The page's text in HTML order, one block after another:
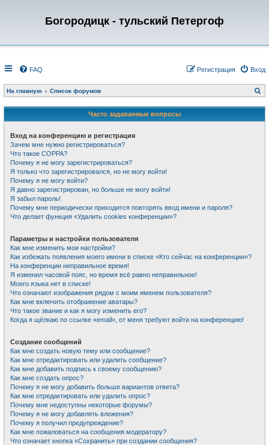
Богородицк - тульский Петергоф
FAQ Вход
Регистрация
На главную Список форумов
о
с
Часто задаваемые вопросы
Вход на конференцию и регистрация
Зачем мне нужно регистрироваться?
Что такое COPPA?
Почему я не могу зарегистрироваться?
Я только что зарегистрировался, но не могу войти!
Почему я не могу войти?
Я давно зарегистрирован, но больше не могу войти!
Я забыл пароль!
Почему мне периодически приходится повторять ввод имени и пароля?
Что делает функция «Удалить cookies конференции»?
Параметры и настройки пользователя
Как мне изменить мои настройки?
Как избежать появления моего имени в списке «Кто сейчас на конференции»?
На конференции неправильное время!
Я изменил часовой пояс, но время всё равно неправильное!
Моего языка нет в списке!
Что означают изображения рядом с моим именем пользователя?
Как мне включить отображение аватары?
Что такое звание и как я могу изменить его?
Когда я щёлкаю по ссылке «email», от меня требуют войти на конференцию!
Создание сообщений
Как мне создать новую тему или сообщение?
Как мне отредактировать или удалить сообщение?
Как мне добавить подпись к своему сообщению?
Как мне создать опрос?
Почему я не могу добавить больше вариантов ответа?
Как мне отредактировать или удалить опрос?
Почему мне недоступны некоторые форумы?
Почему я не могу добавлять вложения?
Почему я получил предупреждение?
Как мне пожаловаться на сообщения модератору?
Что означает кнопка «Сохранить» при создании сообщения?